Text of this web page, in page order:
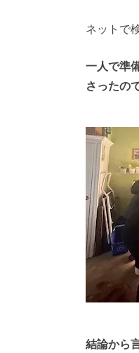
ネットで
一人で準
さったの
結論から